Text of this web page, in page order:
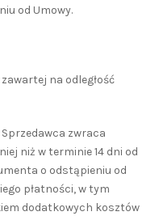
od Umowy.
na odległość
zwraca
niż w terminie 14 dni od
o odstąpieniu od
płatności, w tym
dodatkowych kosztów